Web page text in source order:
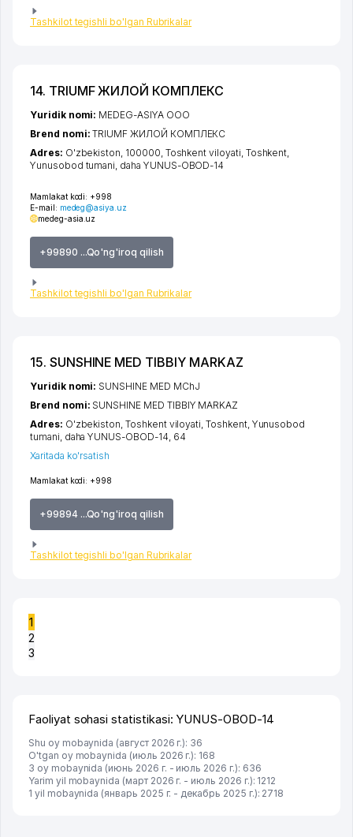
Tashkilot tegishli bo'lgan Rubrikalar
14. TRIUMF ЖИЛОЙ КОМПЛЕКС
Mamlakat kodi: +998
E-mail: medeg@asiya.uz
medeg-asia.uz
+99890 ...Qo'ng'iroq qilish
Tashkilot tegishli bo'lgan Rubrikalar
Yuridik nomi: MEDEG-ASIYA ООО
Brend nomi:TRIUMF ЖИЛОЙ КОМПЛЕКС
Adres: O'zbekiston, 100000, Toshkent viloyati Toshkent
Yunusobod tumani daha YUNUS-OBOD-14
15. SUNSHINE MED TIBBIY MARKAZ
Mamlakat kodi: +998
+99894 ...Qo'ng'iroq qilish
Tashkilot tegishli bo'lgan Rubrikalar
Yuridik nomi: SUNSHINE MED MChJ
Brend nomi: SUNSHINE MED TIBBIY MARKAZ
Adres: O'zbekiston,Toshkent viloyati,Toshkent, Yunusobod
tumani, daha YUNUS-OBOD-14, 64
Xaritada ko'rsatish
1
2
3
Faoliyat sohasi statistikasi: YUNUS-OBOD-14
Shu oy mobaynida (август 2026 г.): 36
O'tgan oy mobaynida (июль 2026 г.): 168
3 oy mobaynida (июнь 2026 г. - июль 2026 г.): 636
Yarim yil mobaynida (март 2026 г. - июль 2026 г.): 1212
1 yil mobaynida (январь 2025 г. - декабрь 2025 г.): 2718